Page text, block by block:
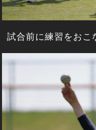
試合前に練習をおこ